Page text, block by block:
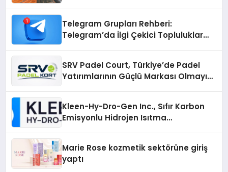
Telegram Grupları Rehberi:
Telegram’da İlgi Çekici Topluluklar
SRV Padel Court, Türkiye’de Padel
Yatırımlarının Güçlü Markası Olmayı
Kleen-Hy-Dro-Gen Inc., Sıfır Karbon
Emisyonlu Hidrojen Isıtma
Marie Rose kozmetik sektörüne giriş
yaptı